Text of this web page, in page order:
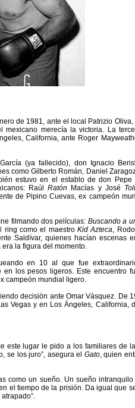
de 1981, ante el local Patrizio
merecía la victoria. La
California, ante Roger
García (ya fallecido), don Ignacio
como Gilberto Román, Daniel
estuvo en el establo de don Pepe
RaúlRatón Macías y José
de Pipino Cuevas, ex campeón
filmando dos películas: Buscando a
ring como el maestro Kid Azteca,
Saldívar, quienes hacían escenas
la figura del momento.
en 10 al que fue
en los pesos ligeros. Este encuentro
campeón mundial ligero.
decisión ante Omar Vásquez. De
Vegas y en Los Ángeles, California,
este lugar le pido a los familiares de
se los juro”, asegura el Gato, quien
como un sueño. Un sueño
el tiempo de la prisión. Da igual que